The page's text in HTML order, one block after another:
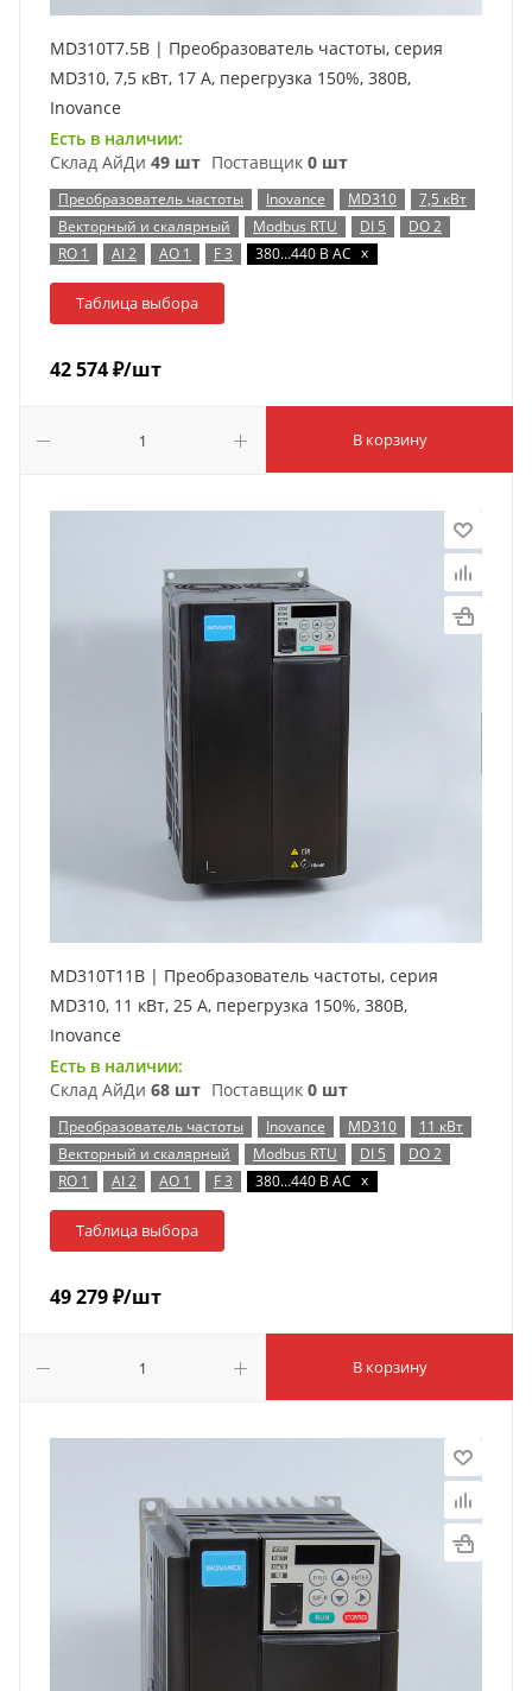
MD310T7.5B | Преобразователь частоты, серия
MD310, 7,5 кВт, 17 А, перегрузка 150%, 380B,
Inovance
Есть в наличии:
Склад АйДи 49 шт Поставщик 0 шт
Преобразователь частоты Inovance MD310
7,5 кВт
Векторный и скалярный
Modbus RTU DI 5
DO 2
RO 1
AI 2 AO 1 F 3 380…440 В AC x
Таблица выбора
42 574₽/шт
В корзину
MD310T11B | Преобразователь частоты, серия
MD310, 11 кВт, 25 А, перегрузка 150%, 380B,
Inovance
Есть в наличии:
Склад АйДи 68 шт Поставщик 0 шт
Преобразователь частоты Inovance MD310
11 кВт
Векторный и скалярный
Modbus RTU DI 5
DO 2
RO 1
AI 2 AO 1 F 3 380…440 В AC x
Таблица выбора
49 279₽/шт
В корзину